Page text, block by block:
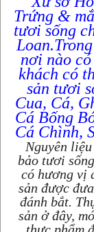
Trứng &
tươi sống
nơi nào
khách có
sản tươi
Cua, Cá,
Cá Bống
Cá Chình,
Nguyên
bảo tươi
có hương vị
sản được
đánh bắt.
sản ở đây,